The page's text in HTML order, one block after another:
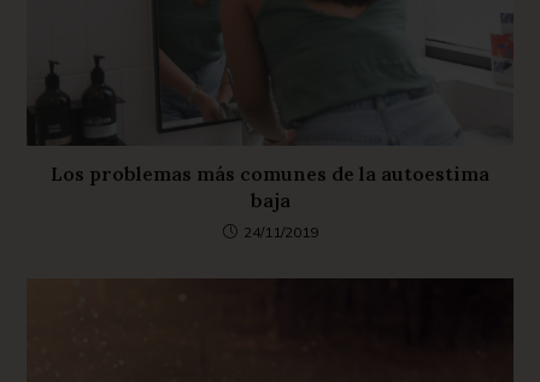
Los problemas más comunes de la autoestima
baja
24/11/2019